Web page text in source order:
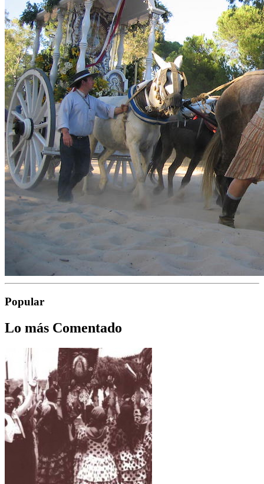
Popular
Lo más Comentado